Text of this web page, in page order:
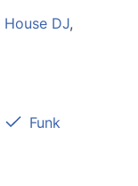
House DJ,
Funk